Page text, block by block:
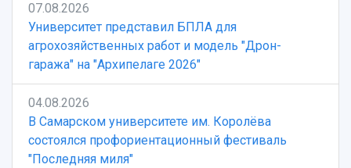
07.08.2026
Университет представил БПЛА для
агрохозяйственных работ и модель "Дрон-
гаража" на "Архипелаге 2026"
04.08.2026
В Самарском университете им. Королёва
состоялся профориентационный фестиваль
"Последняя миля"